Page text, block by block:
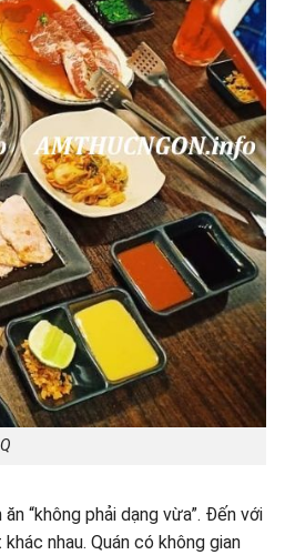
“không phải dạng vừa”. Đến với
nhau. Quán có không gian